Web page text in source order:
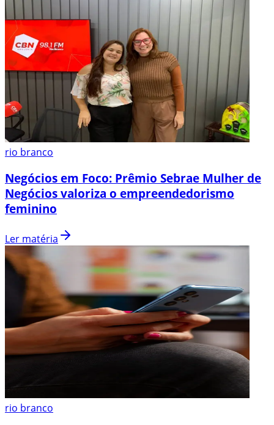
rio branco
Negócios em Foco: Prêmio Sebrae Mulher de
Negócios valoriza o empreendedorismo
feminino
Ler matéria
rio branco